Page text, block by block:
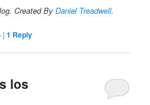
Created ByDaniel Treadwell.
|1 Reply
los